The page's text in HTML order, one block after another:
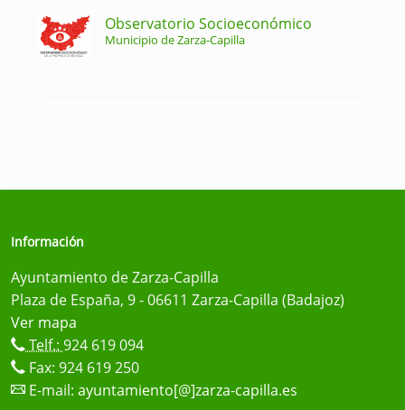
Observatorio Socioeconómico
Municipio de Zarza-Capilla
Información
Ayuntamiento de Zarza-Capilla
Plaza de España, 9 - 06611 Zarza-Capilla (Badajoz)
Ver mapa
Telf.: 924 619 094
Fax: 924 619 250
E-mail: ayuntamiento[@]zarza-capilla.es